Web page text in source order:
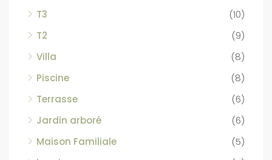
T3
(10)
T2
(9)
Villa
(8)
Piscine
(8)
Terrasse
(6)
Jardin arboré
(6)
Maison Familiale
(5)